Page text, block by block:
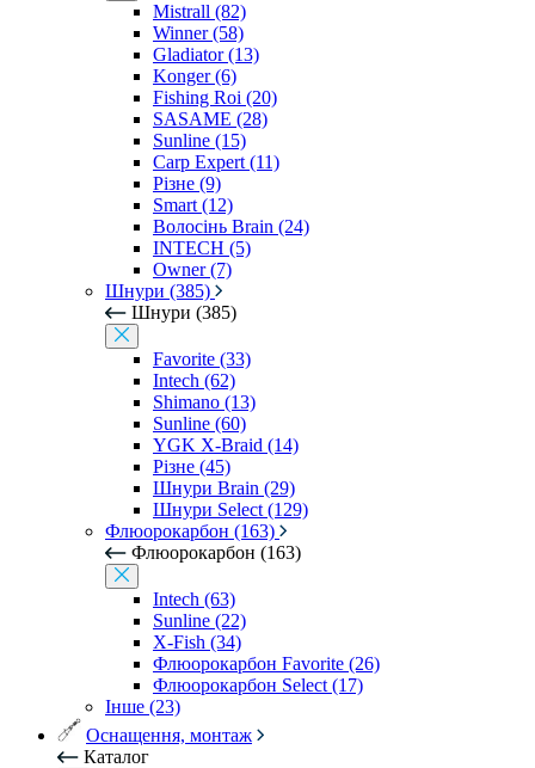
Mistrall (82)
Winner (58)
Gladiator (13)
Konger (6)
Fishing Roi (20)
SASAME (28)
Sunline (15)
Carp Expert (11)
Різне (9)
Smart (12)
Волосінь Brain (24)
INTECH (5)
Owner (7)
Шнури (385)
Шнури (385)
Favorite (33)
Intech (62)
Shimano (13)
Sunline (60)
YGK X-Braid (14)
Різне (45)
Шнури Brain (29)
Шнури Select (129)
Флюорокарбон (163)
Флюорокарбон (163)
Intech (63)
Sunline (22)
X-Fish (34)
Флюорокарбон Favorite (26)
Флюорокарбон Select (17)
Інше (23)
Оснащення, монтаж
Каталог